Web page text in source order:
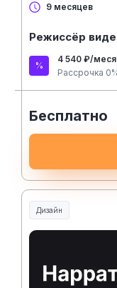
9 месяцев
Режиссёр
4 540 ₽/
Рассрочка
Бесплатно
Дизайн